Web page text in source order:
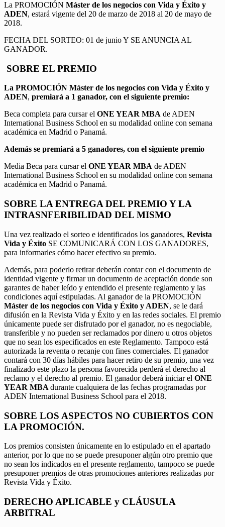
La PROMOCIÓN Máster de los negocios con Vida y Éxito y
ADEN, estará vigente del 20 de marzo de 2018 al 20 de mayo de
2018.
FECHA DEL SORTEO: 01 de junio Y SE ANUNCIA AL
GANADOR.
SOBRE EL PREMIO
La PROMOCIÓN Máster de los negocios con Vida y Éxito y
ADEN, premiará a 1 ganador, con el siguiente premio:
Beca completa para cursar el ONE YEAR MBA de ADEN
International Business School en su modalidad online con semana
académica en Madrid o Panamá.
Además se premiará a 5 ganadores, con el siguiente premio
Media Beca para cursar el ONE YEAR MBA de ADEN
International Business School en su modalidad online con semana
académica en Madrid o Panamá.
SOBRE LA ENTREGA DEL PREMIO Y LA
INTRASNFERIBILIDAD DEL MISMO
Una vez realizado el sorteo e identificados los ganadores, Revista
Vida y Éxito SE COMUNICARÁ CON LOS GANADORES,
para informarles cómo hacer efectivo su premio.
Además, para poderlo retirar deberán contar con el documento de
identidad vigente y firmar un documento de aceptación donde son
garantes de haber leído y entendido el presente reglamento y las
condiciones aquí estipuladas. Al ganador de la PROMOCIÓN
Máster de los negocios con Vida y Éxito y ADEN, se le dará
difusión en la Revista Vida y Éxito y en las redes sociales. El premio
únicamente puede ser disfrutado por el ganador, no es negociable,
transferible y no pueden ser reclamados por dinero u otros objetos
que no sean los especificados en este Reglamento. Tampoco está
autorizada la reventa o recanje con fines comerciales. El ganador
contará con 30 días hábiles para hacer retiro de su premio, una vez
finalizado este plazo la persona favorecida perderá el derecho al
reclamo y el derecho al premio. El ganador deberá iniciar el ONE
YEAR MBA durante cualquiera de las fechas programadas por
ADEN International Business School para el 2018.
SOBRE LOS ASPECTOS NO CUBIERTOS CON
LA PROMOCIÓN.
Los premios consisten únicamente en lo estipulado en el apartado
anterior, por lo que no se puede presuponer algún otro premio que
no sean los indicados en el presente reglamento, tampoco se puede
presuponer premios de otras promociones anteriores realizadas por
Revista Vida y Éxito.
DERECHO APLICABLE y CLÁUSULA
ARBITRAL